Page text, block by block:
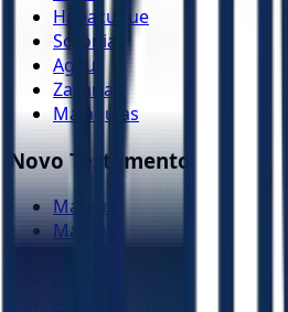
Habacuque
Sofonias
Ageu
Zacarias
Malaquias
Novo Testamento
Mateus
Marcos